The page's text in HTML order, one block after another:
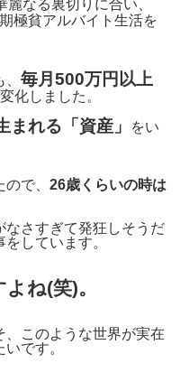
なる裏切りに合い、
極貧アルバイト生活を
毎月500万円以上
化しました。
まれる「資産」
をい
で、 26歳くらいの時は
なさすぎて発狂しそうだ
しています。
ね(笑)。
、このような世界が実在
です。